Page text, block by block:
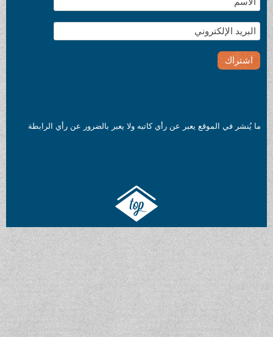
ما يُنشر في الموقع يعبر عن رأي كاتبه ولا يعبر بالضرور عن رأي الرابطة